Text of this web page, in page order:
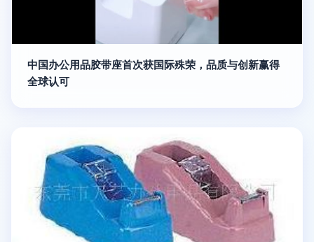
中国办公用品胶带座首次获国际殊荣，品质与创新赢得
全球认可